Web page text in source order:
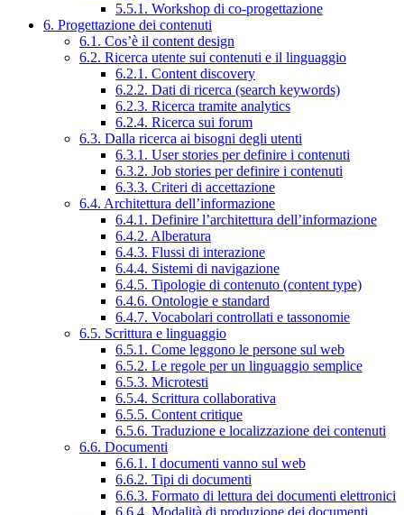
5.5.1. Workshop di co-progettazione
6. Progettazione dei contenuti
6.1. Cos’è il content design
6.2. Ricerca utente sui contenuti e il linguaggio
6.2.1. Content discovery
6.2.2. Dati di ricerca (search keywords)
6.2.3. Ricerca tramite analytics
6.2.4. Ricerca sui forum
6.3. Dalla ricerca ai bisogni degli utenti
6.3.1. User stories per definire i contenuti
6.3.2. Job stories per definire i contenuti
6.3.3. Criteri di accettazione
6.4. Architettura dell’informazione
6.4.1. Definire l’architettura dell’informazione
6.4.2. Alberatura
6.4.3. Flussi di interazione
6.4.4. Sistemi di navigazione
6.4.5. Tipologie di contenuto (content type)
6.4.6. Ontologie e standard
6.4.7. Vocabolari controllati e tassonomie
6.5. Scrittura e linguaggio
6.5.1. Come leggono le persone sul web
6.5.2. Le regole per un linguaggio semplice
6.5.3. Microtesti
6.5.4. Scrittura collaborativa
6.5.5. Content critique
6.5.6. Traduzione e localizzazione dei contenuti
6.6. Documenti
6.6.1. I documenti vanno sul web
6.6.2. Tipi di documenti
6.6.3. Formato di lettura dei documenti elettronici
6.6.4. Modalità di produzione dei documenti